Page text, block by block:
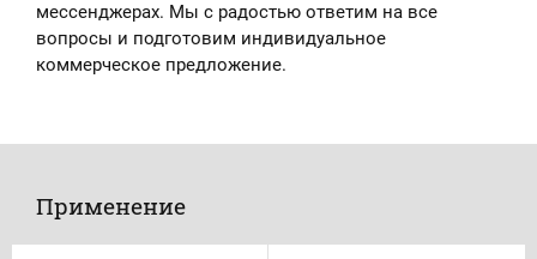
мессенджерах. Мы с радостью ответим на все
вопросы и подготовим индивидуальное
коммерческое предложение.
Применение